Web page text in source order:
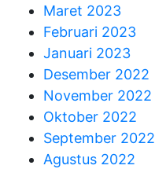
Maret 2023
Februari 2023
Januari 2023
Desember 2022
November 2022
Oktober 2022
September 2022
Agustus 2022